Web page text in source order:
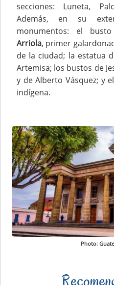
secciones: Luneta,
Además, en su
monumentos: el
Arriola, primer
de la ciudad; la estatua
Artemisa; los bustos de
y de Alberto Vásquez; y
indígena.
Photo: